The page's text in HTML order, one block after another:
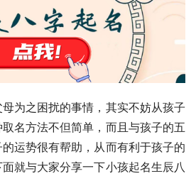
为之困扰的事情，其实不妨从孩子
名方法不但简单，而且与孩子的五
运势很有帮助，从而有利于孩子的
就与大家分享一下小孩起名生辰八